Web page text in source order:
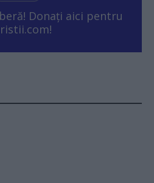
Donați aici pentru